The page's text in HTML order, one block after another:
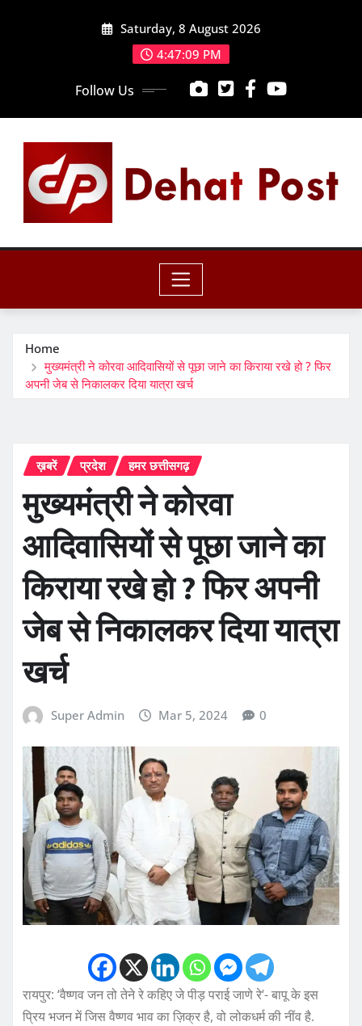
Saturday, 8 August 2026
4:47:10 PM
Follow Us
Home
मुख्यमंत्री ने कोरवा आदिवासियों से पूछा जाने का किराया रखे हो ? फिर
अपनी जेब से निकालकर दिया यात्रा खर्च
ख़बरें प्रदेश हमर छत्तीसगढ़
मुख्यमंत्री ने कोरवा
आदिवासियों से पूछा जाने का
किराया रखे हो ? फिर अपनी
जेब से निकालकर दिया यात्रा
खर्च
Super Admin Mar 5, 2024 0
रायपुर: ‘वैष्णव जन तो तेने रे कहिए जे पीड़ पराई जाणे रे‘- बापू के इस
प्रिय भजन में जिस वैष्णव भाव का ज़िक्र है, वो लोकधर्म की नींव है.